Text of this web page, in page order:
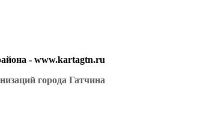
- www.kartagtn.ru
города Гатчина